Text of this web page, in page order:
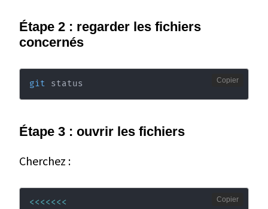
Étape 2 : regarder les fichiers
concernés
git status Copier
Étape 3 : ouvrir les fichiers
Cherchez :
<<<<<<<
Copier